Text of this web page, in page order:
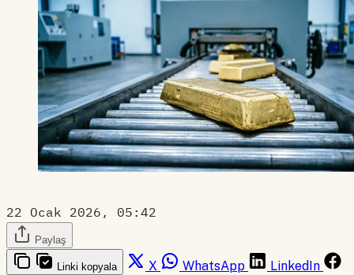
22 Ocak 2026, 05:42
Paylaş
Linki kopyala X WhatsApp
LinkedIn